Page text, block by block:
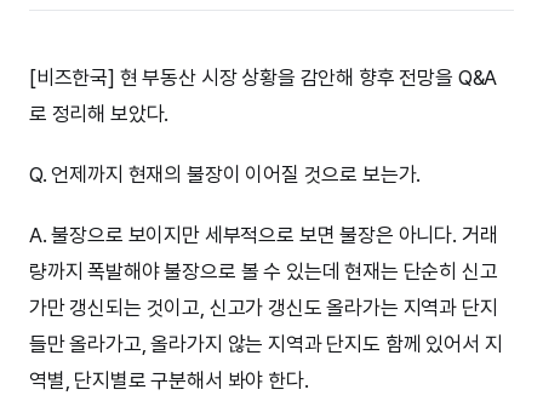
[비즈한국] 현 부동산 시장 상황을 감안해 향후 전망을 Q&A
로 정리해 보았다.
Q. 언제까지 현재의 불장이 이어질 것으로 보는가.
A. 불장으로 보이지만 세부적으로 보면 불장은 아니다. 거래
량까지 폭발해야 불장으로 볼 수 있는데 현재는 단순히 신고
가만 갱신되는 것이고, 신고가 갱신도 올라가는 지역과 단지
들만 올라가고, 올라가지 않는 지역과 단지도 함께 있어서 지
역별, 단지별로 구분해서 봐야 한다.